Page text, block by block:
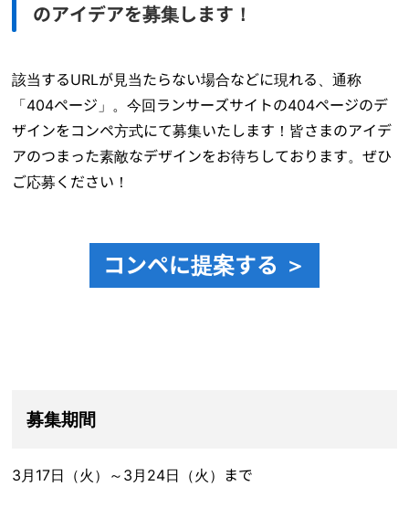
のアイデアを募集します！
該当するURLが見当たらない場合などに現れる、通称
「404ページ」。今回ランサーズサイトの404ページのデ
ザインをコンペ方式にて募集いたします！皆さまのアイデ
アのつまった素敵なデザインをお待ちしております。ぜひ
ご応募ください！
コンペに提案する ＞
募集期間
3月17日（火）～3月24日（火）まで